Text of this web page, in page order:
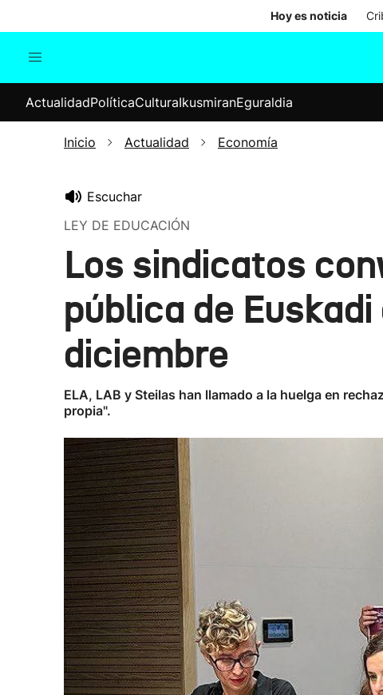
Hoy es noticia
Internacional
Elecciones
ActualidadPolíticaCulturaIkusmiranEguraldia
Inicio Actualidad Economía
Escuchar
LEY DE EDUCACIÓN
Los sindicatos
pública de
diciembre
ELA, LAB y Steilas han llamado a la huelga en
propia".